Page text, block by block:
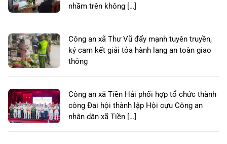
nhầm trên không […]
Công an xã Thư Vũ đẩy mạnh tuyên truyền,
ký cam kết giải tỏa hành lang an toàn giao
thông
Công an xã Tiền Hải phối hợp tổ chức thành
công Đại hội thành lập Hội cựu Công an
nhân dân xã Tiền […]